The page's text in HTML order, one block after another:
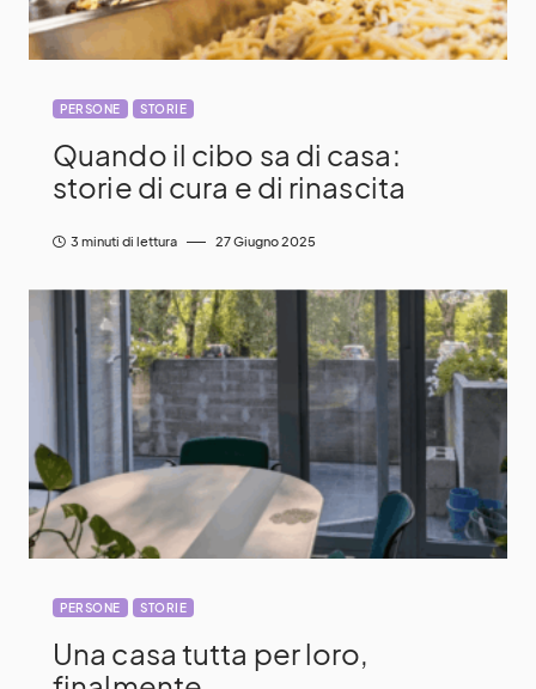
PERSONE STORIE
Quando il cibo sa di casa:
storie di cura e di rinascita
3 minuti di lettura 27 Giugno 2025
PERSONE STORIE
Una casa tutta per loro,